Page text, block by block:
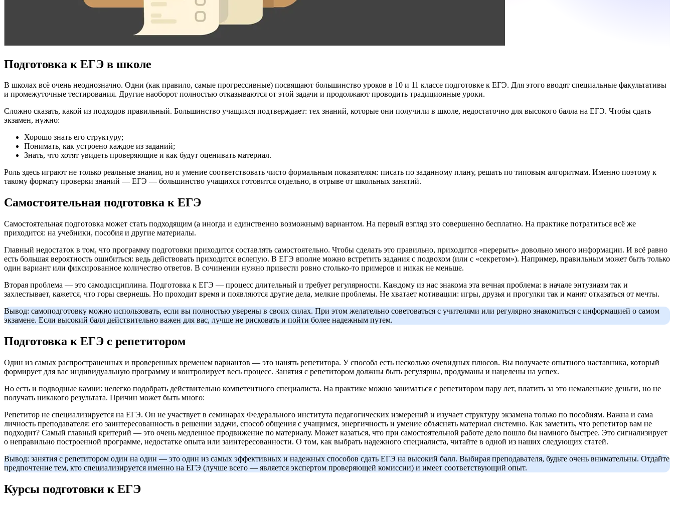
Подготовка к ЕГЭ в школе
В школах всё очень неоднозначно. Одни (как правило, самые прогрессивные) посвящают большинство уроков в 10 и 11 классе подготовке к ЕГЭ. Для этого вводят специальные факультативы
и промежуточные тестирования. Другие наоборот полностью отказываются от этой задачи и продолжают проводить традиционные уроки.
Сложно сказать, какой из подходов правильный. Большинство учащихся подтверждает: тех знаний, которые они получили в школе, недостаточно для высокого балла на ЕГЭ. Чтобы сдать
экзамен, нужно:
Хорошо знать его структуру;
Понимать, как устроено каждое из заданий;
Знать, что хотят увидеть проверяющие и как будут оценивать материал.
Роль здесь играют не только реальные знания, но и умение соответствовать чисто формальным показателям: писать по заданному плану, решать по типовым алгоритмам. Именно поэтому к
такому формату проверки знаний — ЕГЭ — большинство учащихся готовится отдельно, в отрыве от школьных занятий.
Самостоятельная подготовка к ЕГЭ
Самостоятельная подготовка может стать подходящим (а иногда и единственно возможным) вариантом. На первый взгляд это совершенно бесплатно. На практике потратиться всё же
приходится: на учебники, пособия и другие материалы.
Главный недостаток в том, что программу подготовки приходится составлять самостоятельно. Чтобы сделать это правильно, приходится «перерыть» довольно много информации. И всё равно
есть большая вероятность ошибиться: ведь действовать приходится вслепую. В ЕГЭ вполне можно встретить задания с подвохом (или с «секретом»). Например, правильным может быть только
один вариант или фиксированное количество ответов. В сочинении нужно привести ровно столько-то примеров и никак не меньше.
Вторая проблема — это самодисциплина. Подготовка к ЕГЭ — процесс длительный и требует регулярности. Каждому из нас знакома эта вечная проблема: в начале энтузиазм так и
захлестывает, кажется, что горы свернешь. Но проходит время и появляются другие дела, мелкие проблемы. Не хватает мотивации: игры, друзья и прогулки так и манят отказаться от мечты.
Вывод: самоподготовку можно использовать, если вы полностью уверены в своих силах. При этом желательно советоваться с учителями или регулярно знакомиться с информацией о самом
экзамене. Если высокий балл действительно важен для вас, лучше не рисковать и пойти более надежным путем.
Подготовка к ЕГЭ с репетитором
Один из самых распространенных и проверенных временем вариантов — это нанять репетитора. У способа есть несколько очевидных плюсов. Вы получаете опытного наставника, который
формирует для вас индивидуальную программу и контролирует весь процесс. Занятия с репетитором должны быть регулярны, продуманы и нацелены на успех.
Но есть и подводные камни: нелегко подобрать действительно компетентного специалиста. На практике можно заниматься с репетитором пару лет, платить за это немаленькие деньги, но не
получать никакого результата. Причин может быть много:
Репетитор не специализируется на ЕГЭ. Он не участвует в семинарах Федерального института педагогических измерений и изучает структуру экзамена только по пособиям. Важна и сама
личность преподавателя: его заинтересованность в решении задачи, способ общения с учащимся, энергичность и умение объяснять материал системно. Как заметить, что репетитор вам не
подходит? Самый главный критерий — это очень медленное продвижение по материалу. Может казаться, что при самостоятельной работе дело пошло бы намного быстрее. Это сигнализирует
о неправильно построенной программе, недостатке опыта или заинтересованности. О том, как выбрать надежного специалиста, читайте в одной из наших следующих статей.
Вывод: занятия с репетитором один на один — это один из самых эффективных и надежных способов сдать ЕГЭ на высокий балл. Выбирая преподавателя, будьте очень внимательны. Отдайте
предпочтение тем, кто специализируется именно на ЕГЭ (лучше всего — является экспертом проверяющей комиссии) и имеет соответствующий опыт.
Курсы подготовки к ЕГЭ